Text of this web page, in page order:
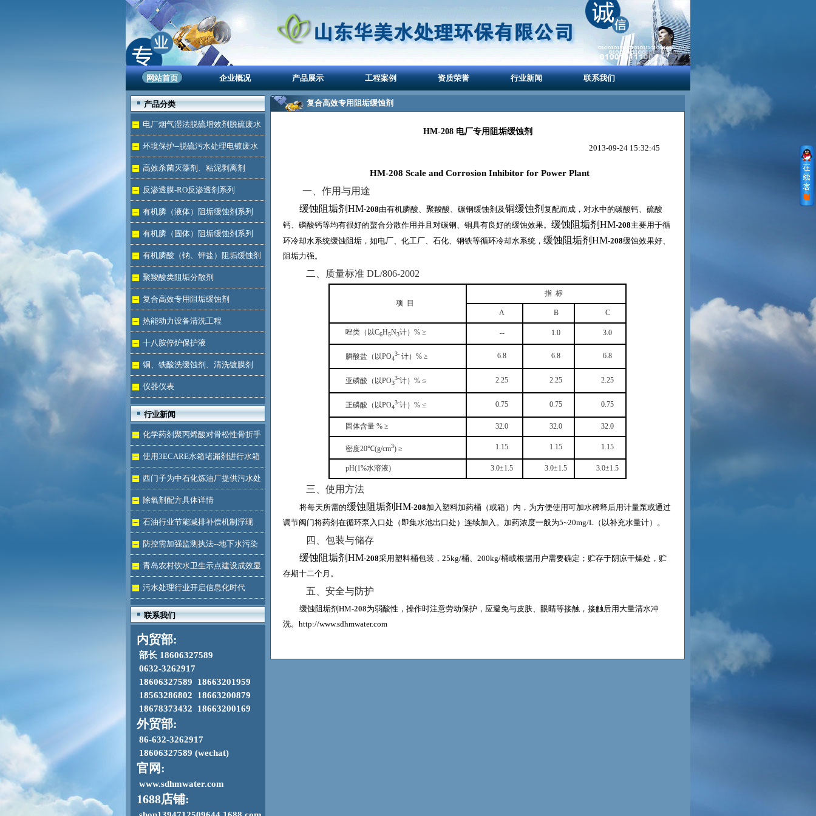
网站首页 企业概况 产品展示 工程案例 资质荣誉 行业新闻 联系我们
产品分类
电厂烟气湿法脱硫增效剂脱硫废水
处理环境保护--脱硫污水处理电镀废水
达标高效杀菌灭藻剂、粘泥剥离剂
反渗透膜-RO反渗透剂系列
有机膦（液体）阻垢缓蚀剂系列
有机膦（固体）阻垢缓蚀剂系列
有机膦酸（钠、钾盐）阻垢缓蚀剂
液体聚羧酸类阻垢分散剂
复合高效专用阻垢缓蚀剂
热能动力设备清洗工程
十八胺停炉保护液
铜、铁酸洗缓蚀剂、清洗镀膜剂
仪器仪表
行业新闻
化学药剂聚丙烯酸对骨松性骨折手
术成功的用途
使用3ECARE水箱堵漏剂进行水箱
免拆堵漏的维修保养技术
西门子为中石化炼油厂提供污水处
理技术除氧剂配方具体详情
石油行业节能减排补偿机制浮现
防控需加强监测执法--地下水污染
加剧青岛农村饮水卫生示点建设成效显
著 污水处理行业开启信息化时代
联系我们
内贸部:
部长 18606327589
0632-3262917
18606327589 18663201959
18563286802 18663200879
18678373432 18663200169
外贸部:
86-632-3262917
18606327589 (wechat)
官网:
www.sdhmwater.com
1688店铺:
复合高效专用阻垢缓蚀剂
HM-208 电厂专用阻垢缓蚀剂
2013-09-24 15:32:45
HM-208 Scale and Corrosion Inhibitor for Power Plant
一、作用与用途
缓蚀阻垢剂HM-208由有机膦酸、聚羧酸、碳钢缓蚀剂及铜缓蚀剂 复配而成，对水中的碳酸钙、硫酸
钙、磷酸钙等均有很好的螯合分散作用并且对碳钢、铜具有良好的缓蚀效果。 缓蚀阻垢剂HM-208主要用于循
环冷却水系统缓蚀阻垢，如电厂、化工厂、石化、钢铁等循环冷却水系统， 缓蚀阻垢剂HM-208缓蚀效果好、
阻垢力强。
二、质量标准 DL/806-2002
项 目
指 标
A B C
唑类（以C6H5N3计）%≥ -- 1.0 3.0
膦酸盐（以PO4
3- 计）%≥ 6.8 6.8 6.8
亚磷酸（以PO3
3-计）%≤ 2.25 2.25 2.25
正磷酸（以PO4
3-计）%≤ 0.75 0.75 0.75
固体含量 %≥ 32.0 32.0 32.0
密度20℃(g/cm3)≥ 1.15 1.15 1.15
pH(1%水溶液) 3.0±1.5 3.0±1.5 3.0±1.5
三、使用方法
将每天所需的缓蚀阻垢剂HM-208加入塑料加药桶（或箱）内，为方便使用可加水稀释后用计量泵或通过
调节阀门将药剂在循环泵入口处（即集水池出口处）连续加入。加药浓度一般为5~20mg/L （以补充水量计）。
四、包装与储存
缓蚀阻垢剂HM-208采用塑料桶包装， 25kg/桶、 200kg/桶或根据用户需要确定；贮存于阴凉干燥处，贮
存期十二个月。
五、安全与防护
缓蚀阻垢剂HM-208为弱酸性，操作时注意劳动保护，应避免与皮肤、眼睛等接触，接触后用大量清水冲
洗。 http://www.sdhmwater.com